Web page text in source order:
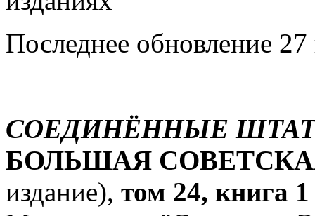
Последнее обновление
СОЕДИНЁННЫЕ
БОЛЬШАЯ
издание), том 24, книга 1